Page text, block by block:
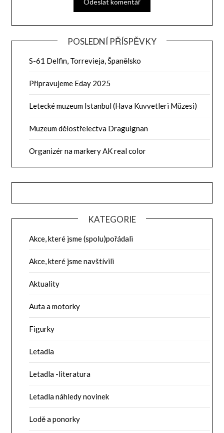
POSLEDNÍ PŘÍSPĚVKY
S-61 Delfin, Torrevieja, Španělsko
Připravujeme Eday 2025
Letecké muzeum Istanbul (Hava Kuvvetleri Müzesi)
Muzeum dělostřelectva Draguignan
Organizér na markery AK real color
KATEGORIE
Akce, které jsme (spolu)pořádali
Akce, které jsme navštívili
Aktuality
Auta a motorky
Figurky
Letadla
Letadla -literatura
Letadla náhledy novinek
Lodě a ponorky